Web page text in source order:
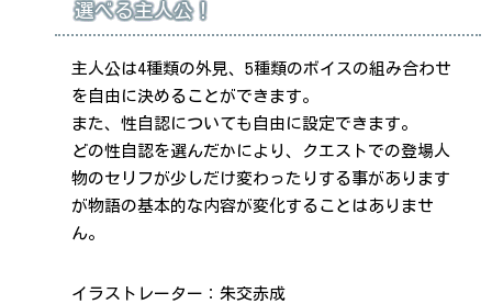
選べる主人公！
主人公は4種類の外見、5種類のボイスの組み合わせ
を自由に決めることができます。
また、性自認についても自由に設定できます。
どの性自認を選んだかにより、クエストでの登場人
物のセリフが少しだけ変わったりする事があります
が物語の基本的な内容が変化することはありませ
ん。
イラストレーター：朱交赤成